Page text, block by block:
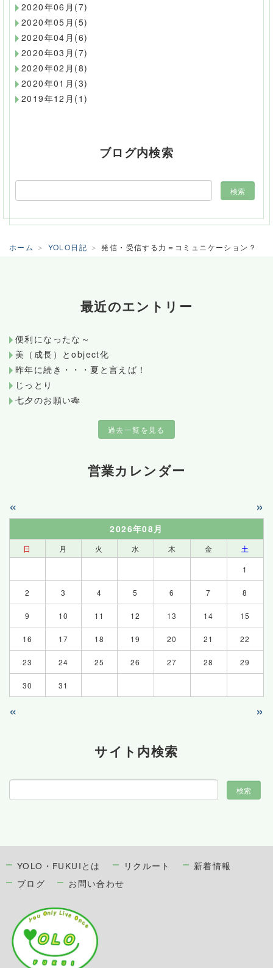
2020年06月(7)
2020年05月(5)
2020年04月(6)
2020年03月(7)
2020年02月(8)
2020年01月(3)
2019年12月(1)
ブログ内検索
ホーム YOLO日記 発信・受信する力＝コミュニケーション？
最近のエントリー
便利になったな～
美（成長）とobject化
昨年に続き・・・夏と言えば！
じっとり
七夕のお願い🎋
過去一覧を見る
営業カレンダー
« »
2026年08月
日 月 火 水 木 金
土
1
2 3 4 5 6 7 8
9 10 11 12 13 14 15
16 17 18 19 20 21 22
23 24 25 26 27 28 29
30 31
« »
サイト内検索
YOLO・FUKUIとは リクルート
新着情報
ブログ
お問い合わせ